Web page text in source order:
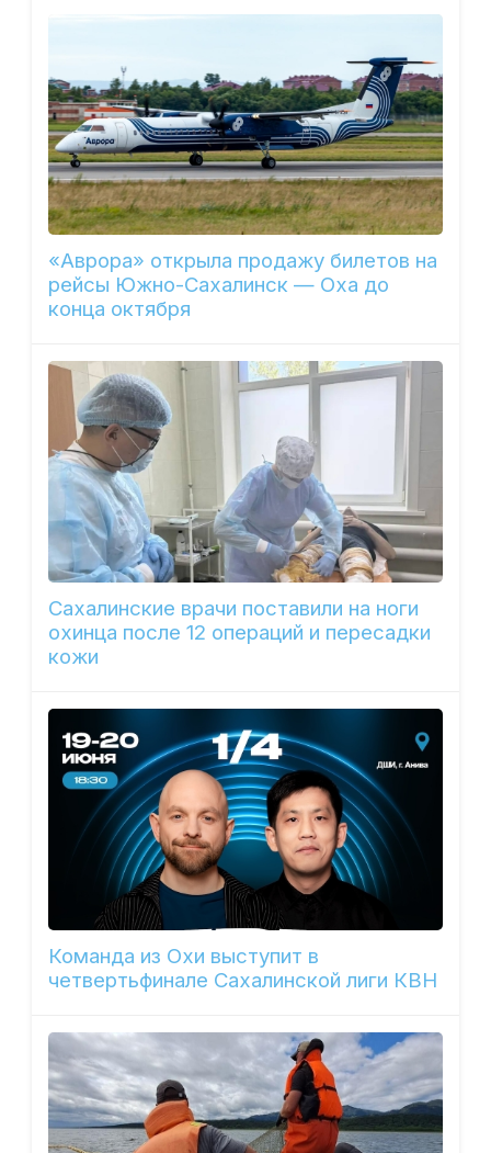
«Аврора» открыла продажу билетов на
рейсы Южно-Сахалинск — Оха до
конца октября
Сахалинские врачи поставили на ноги
охинца после 12 операций и пересадки
кожи
Команда из Охи выступит в
четвертьфинале Сахалинской лиги КВН